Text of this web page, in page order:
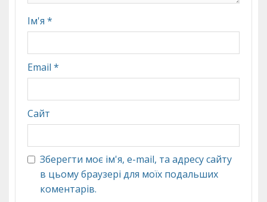
Ім'я *
Email *
Сайт
Зберегти моє ім'я, e-mail, та адресу сайту
в цьому браузері для моїх подальших
коментарів.